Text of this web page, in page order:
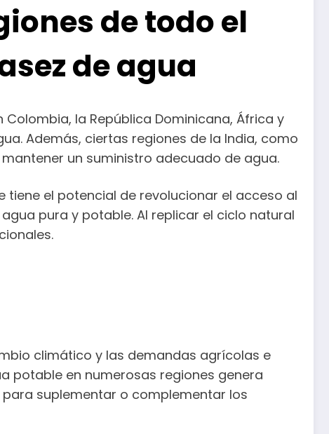
de todo el
de agua
la República Dominicana, África y
Además, ciertas regiones de la India, como
un suministro adecuado de agua.
el potencial de revolucionar el acceso al
pura y potable. Al replicar el ciclo natural
climático y las demandas agrícolas e
potable en numerosas regiones genera
suplementar o complementar los